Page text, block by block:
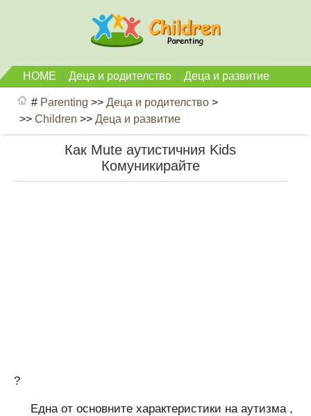
HOME Деца и родителство Деца и развитие
# Parenting >>Деца и родителство >
>>Children >>Деца и развитие
Как Mute аутистичния Kids
Комуникирайте
?
Една от основните характеристики на аутизма ,